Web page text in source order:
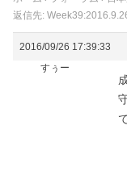
返信先:
2016/09/26 17:39:33
すぅー